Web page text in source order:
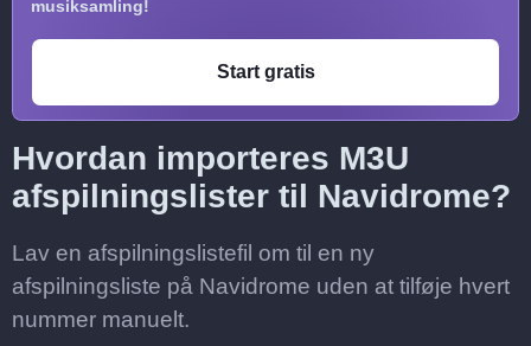
musiksamling!
Start gratis
Hvordan importeres M3U
afspilningslister til Navidrome?
Lav en afspilningslistefil om til en ny
afspilningsliste på Navidrome uden at tilføje hvert
nummer manuelt.